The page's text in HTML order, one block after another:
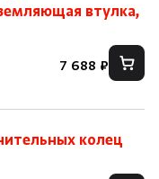
втулка,
7 688 ₽
колец